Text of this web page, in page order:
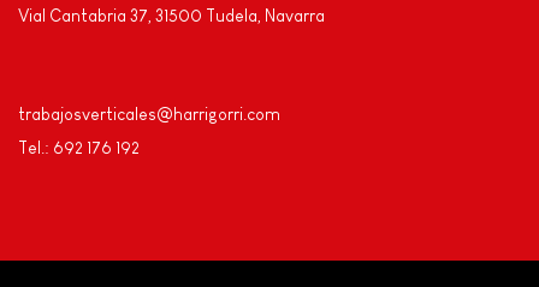
Vial Cantabria 37, 31500 Tudela, Navarra
trabajosverticales@harrigorri.com
Tel.: 692 176 192